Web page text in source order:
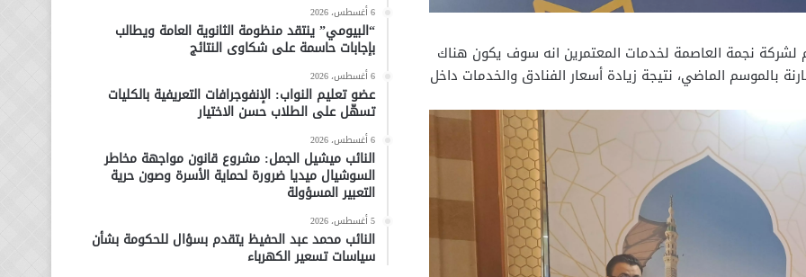
لشركة نجمة العاصمة لخدمات المعتمرين انه سوف يكون هناك
بالموسم الماضي، نتيجة زيادة أسعار الفنادق والخدمات داخل
6 أغسطس، 2026
“البيومي” ينتقد منظومة الثانوية العامة ويطالب
بإجابات حاسمة على شكاوى النتائج
6 أغسطس، 2026
عضو تعليم النواب: الإنفوجرافات التعريفية بالكليات
تسهّل على الطلاب حسن الاختيار
6 أغسطس، 2026
النائب ميشيل الجمل: مشروع قانون مواجهة مخاطر
السوشيال ميديا ضرورة لحماية الأسرة وصون حرية
التعبير المسؤولة
5 أغسطس، 2026
النائب محمد عبد الحفيظ يتقدم بسؤال للحكومة بشأن
سياسات تسعير الكهرباء